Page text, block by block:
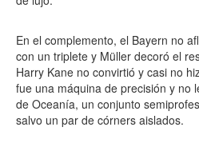
En el complemento, el Bayern no
con un triplete y Müller decoró el
Harry Kane no convirtió y casi no
fue una máquina de precisión y no
de Oceanía, un conjunto
salvo un par de córners aislados.